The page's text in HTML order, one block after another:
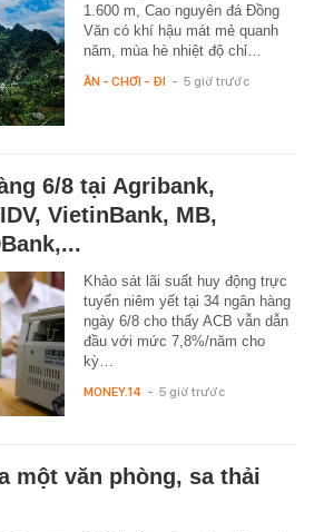
1.600 m, Cao nguyên đá Đồng
Văn có khí hậu mát mẻ quanh
năm, mùa hè nhiệt độ chỉ…
ĂN - CHƠI - ĐI - 5 giờ trước
6/8 tại Agribank,
VietinBank, MB,
Khảo sát lãi suất huy động trực
tuyến niêm yết tại 34 ngân hàng
ngày 6/8 cho thấy ACB vẫn dẫn
đầu với mức 7,8%/năm cho
kỳ…
MONEY.14 - 5 giờ trước
một văn phòng, sa thải